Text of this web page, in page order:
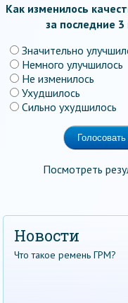
Как изменилось
за последние 3
Значительно
Немного улучшилось
Не изменилось
Ухудшилось
Сильно ухудшилось
Посмотреть
Новости
Что такое ремень ГРМ?